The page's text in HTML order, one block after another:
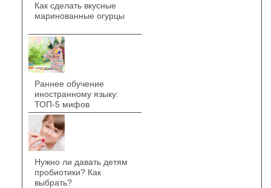
Как сделать вкусные
маринованные огурцы
Раннее обучение
иностранному языку:
ТОП-5 мифов
Нужно ли давать детям
пробиотики? Как
выбрать?